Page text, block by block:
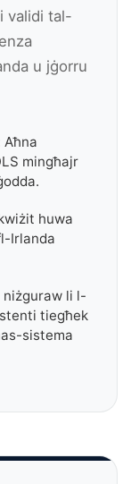
validi tal-
u jġorru
Aħna
mingħajr
huwa
Irlanda
niżguraw li l-
tiegħek
sistema